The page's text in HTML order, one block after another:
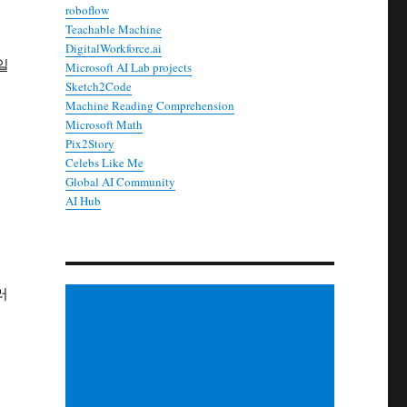
roboflow
Teachable Machine
DigitalWorkforce.ai
Microsoft AI Lab projects
Sketch2Code
Machine Reading Comprehension
Microsoft Math
Pix2Story
Celebs Like Me
Global AI Community
AI Hub